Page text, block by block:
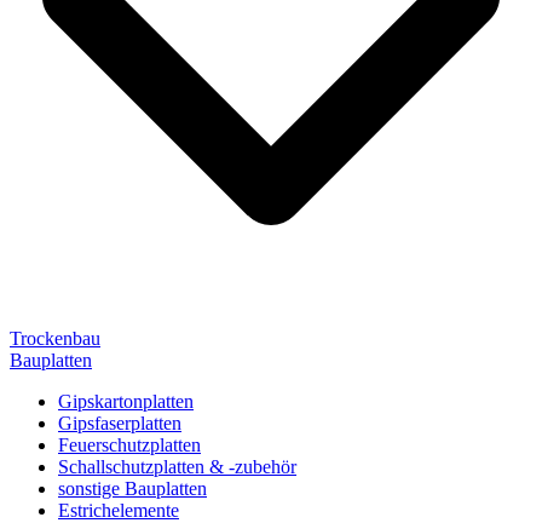
Trockenbau
Bauplatten
Gipskartonplatten
Gipsfaserplatten
Feuerschutzplatten
Schallschutzplatten & -zubehör
sonstige Bauplatten
Estrichelemente